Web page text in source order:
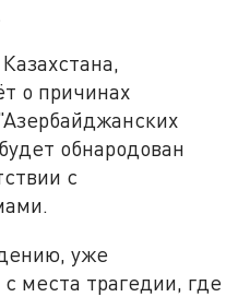
о причинах
обнародован
с
уже
места трагедии, где